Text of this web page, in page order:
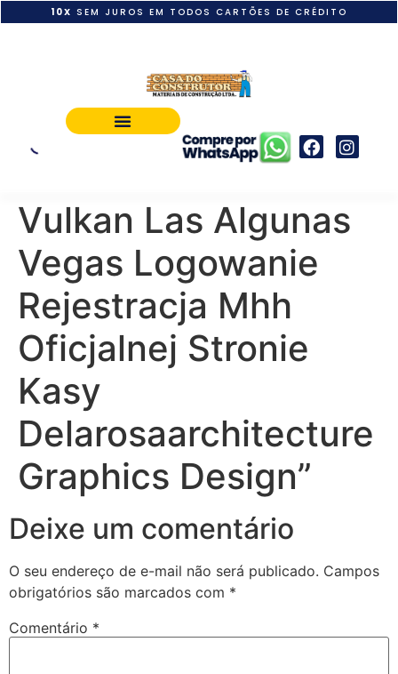
10X SEM JUROS EM TODOS CARTÕES DE CRÉDITO
Vulkan Las Algunas
Vegas Logowanie
Rejestracja Mhh
Oficjalnej Stronie
Kasy
Delarosaarchitecture
Graphics Design”
Deixe um comentário
O seu endereço de e-mail não será publicado. Campos
obrigatórios são marcados com *
Comentário *